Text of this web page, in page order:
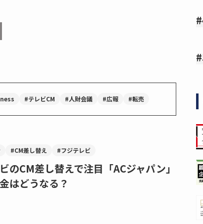
#テレビCM #人財会議 #広報 #転売
#CM差し替え #フジテレビ
のCM差し替えで注目「ACジャパン」
はどうなる？